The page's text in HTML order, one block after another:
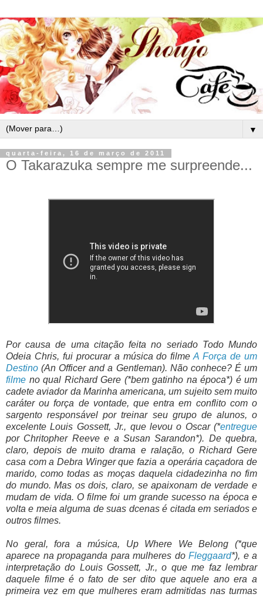
▼
quarta-feira, 16 de março de 2011
O Takarazuka sempre me surpreende...
Por causa de uma citação feita no seriado Todo Mundo
Odeia Chris, fui procurar a música do filmeA Força de um
Destino (An Officer and a Gentleman). Não conhece? É um
filme no qual Richard Gere (*bem gatinho na época*) é um
cadete aviador da Marinha americana, um sujeito sem muito
caráter ou força de vontade, que entra em conflito com o
sargento responsável por treinar seu grupo de alunos, o
excelente Louis Gossett, Jr., que levou o Oscar (*entregue
por Chritopher Reeve e a Susan Sarandon*). De quebra,
claro, depois de muito drama e ralação, o Richard Gere
casa com a Debra Winger que fazia a operária caçadora de
marido, como todas as moças daquela cidadezinha no fim
do mundo. Mas os dois, claro, se apaixonam de verdade e
mudam de vida. O filme foi um grande sucesso na época e
volta e meia alguma de suas dcenas é citada em seriados e
outros filmes.
No geral, fora a música, Up Where We Belong (*que
aparece na propaganda para mulheres do Fleggaard*), e a
interpretação do Louis Gossett, Jr., o que me faz lembrar
daquele filme é o fato de ser dito que aquele ano era a
primeira vez em que mulheres eram admitidas nas turmas